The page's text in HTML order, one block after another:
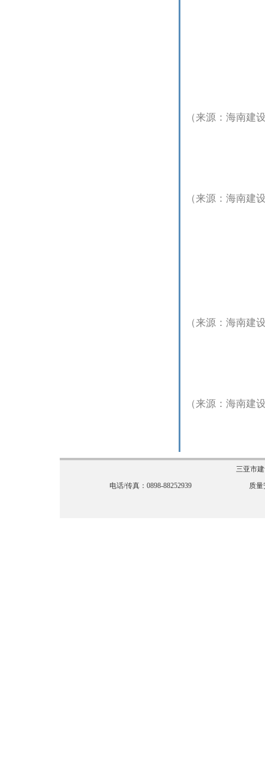
（来源：海南建
（来源：海南建
（来源：海南建
（来源：海南建
三亚市
电话/传真：0898-88252939
质量